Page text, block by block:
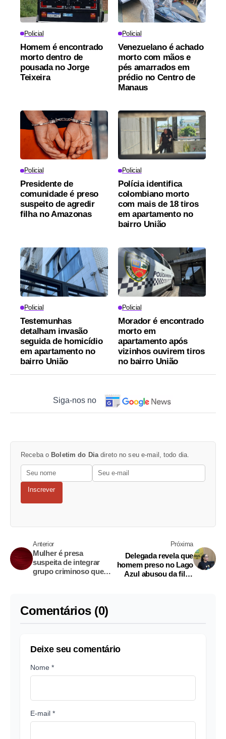
Policial
Homem é encontrado
morto dentro de
pousada no Jorge
Teixeira
Policial
Venezuelano é achado
morto com mãos e
pés amarrados em
prédio no Centro de
Manaus
Policial
Presidente de
comunidade é preso
suspeito de agredir
filha no Amazonas
Policial
Polícia identifica
colombiano morto
com mais de 18 tiros
em apartamento no
bairro União
Policial
Testemunhas
detalham invasão
seguida de homicídio
em apartamento no
bairro União
Policial
Morador é encontrado
morto em
apartamento após
vizinhos ouvirem tiros
no bairro União
Siga-nos no
Receba o Boletim do Diadireto no seu e-mail, todo dia.
Inscrever
Anterior
Mulher é presa
suspeita de integrar
grupo criminoso que
Próxima
Delegada revela que
homem preso no Lago
Azul abusou da filha
Comentários (0)
Deixe seu comentário
Nome *
E-mail *